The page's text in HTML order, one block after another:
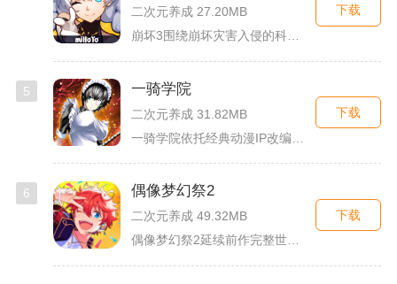
二次元养成 27.20MB
下载
5 一骑学院
二次元养成 31.82MB
下载
6 偶像梦幻祭2
二次元养成 49.32MB
偶像梦幻祭2延续前作完整世界观，玩家以制作人身份陪伴49位少...
下载